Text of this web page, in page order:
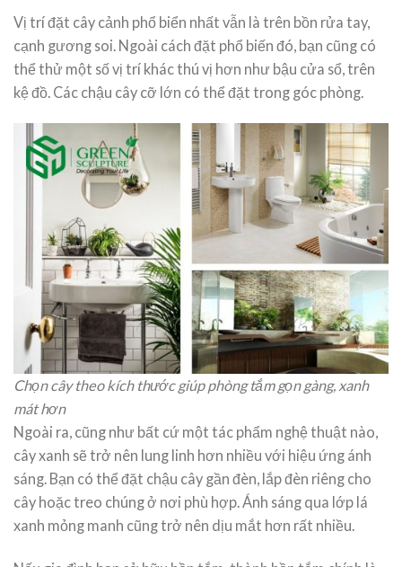
Vị trí đặt cây cảnh phổ biển nhất vẫn là trên bồn rửa tay,
cạnh gương soi. Ngoài cách đặt phổ biến đó, bạn cũng có
thể thử một số vị trí khác thú vị hơn như bậu cửa sổ, trên
kệ đồ. Các chậu cây cỡ lớn có thể đặt trong góc phòng.
Chọn cây theo kích thước giúp phòng tắm gọn gàng, xanh
mát hơn
Ngoài ra, cũng như bất cứ một tác phẩm nghệ thuật nào,
cây xanh sẽ trở nên lung linh hơn nhiều với hiệu ứng ánh
sáng. Bạn có thể đặt chậu cây gần đèn, lắp đèn riêng cho
cây hoặc treo chúng ở nơi phù hợp. Ánh sáng qua lớp lá
xanh mỏng manh cũng trở nên dịu mắt hơn rất nhiều.